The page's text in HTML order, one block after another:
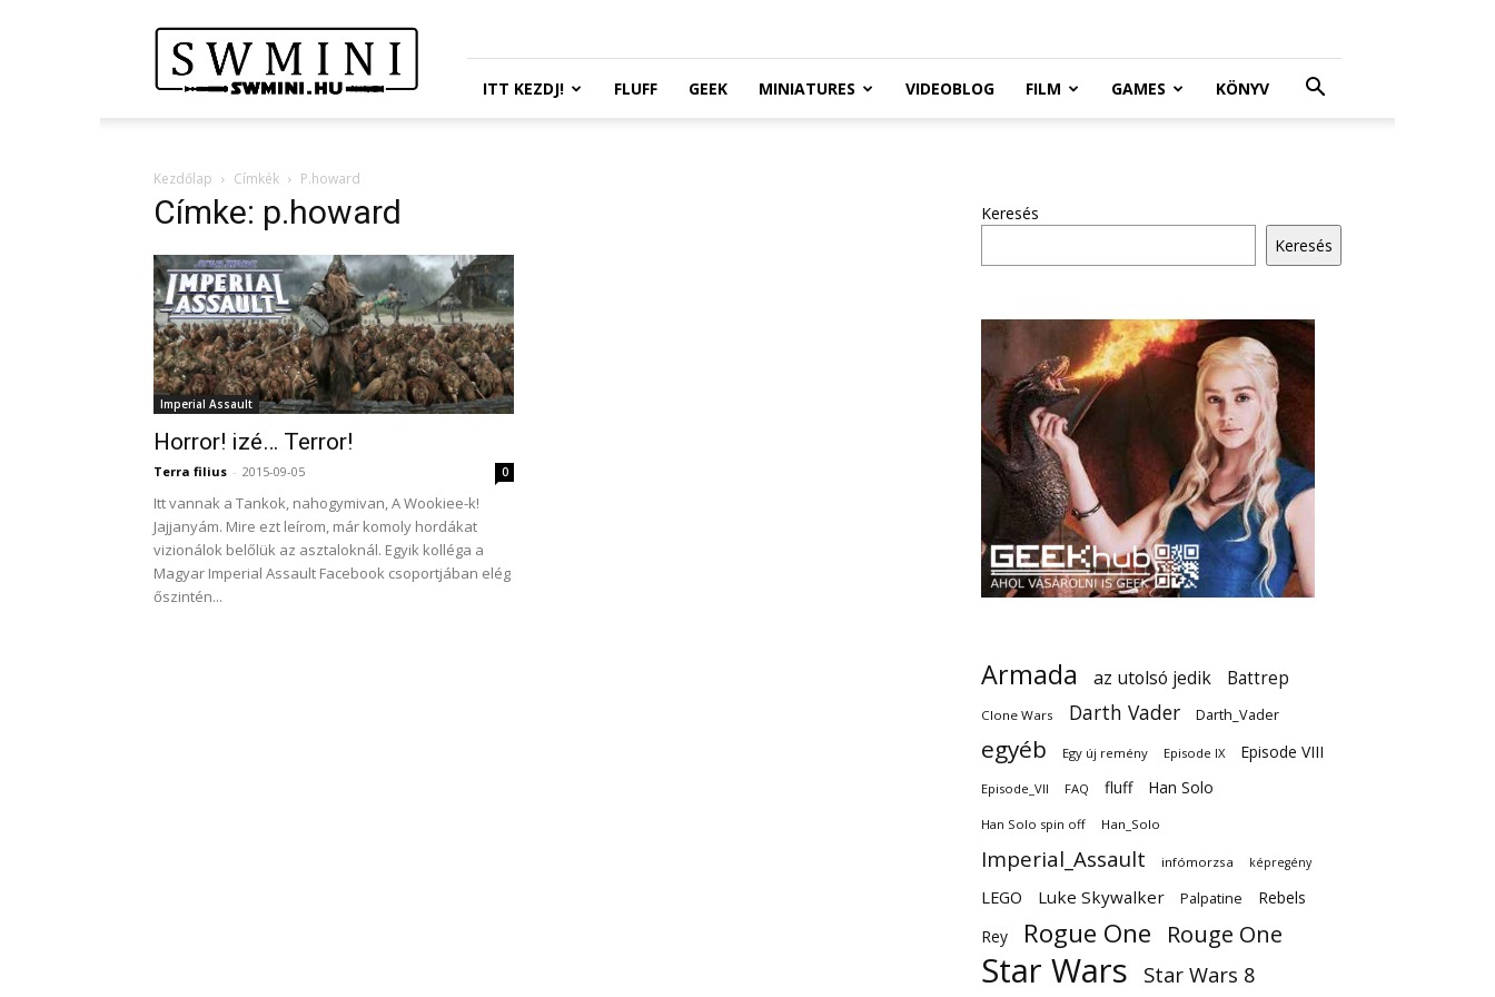
Wars
Miniatures
Portál
ITT KEZDJ! FLUFF GEEK MINIATURES VIDEOBLOG FILM GAMES KÖNYV
Kezdőlap Címkék P.howard
Címke: p.howard
Imperial Assault
Horror! izé… Terror!
Terra filius - 2015-09-05 0
Itt vannak a Tankok, nahogymivan, A Wookiee-k!
Jajjanyám. Mire ezt leírom, már komoly hordákat
vizionálok belőlük az asztaloknál. Egyik kolléga a
Magyar Imperial Assault Facebook csoportjában elég
őszintén...
Keresés
Keresés
Armada az utolsó jedik Battrep
Clone Wars Darth Vader Darth_Vader
egyéb Egy új remény Episode IX Episode VIII
Episode_VII FAQ fluff Han Solo
Han Solo spin off Han_Solo
Imperial_Assault infómorzsa képregény
LEGO Luke Skywalker Palpatine
Rebels
Rey
Rogue One Rouge One
Star Wars Star Wars 8